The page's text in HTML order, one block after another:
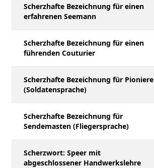
Scherzhafte Bezeichnung für einen
erfahrenen Seemann
Scherzhafte Bezeichnung für einen
führenden Couturier
Scherzhafte Bezeichnung für Pioniere
(Soldatensprache)
Scherzhafte Bezeichnung für
Sendemasten (Fliegersprache)
Scherzwort: Speer mit
abgeschlossener Handwerkslehre